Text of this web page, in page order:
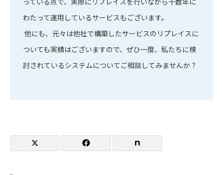
っている点で、実際にリプレイスを行いながら十数年に
わたって運用しているサービスもございます。
他にも、元々は他社で構築したサービスのリプレイスに
ついても実績はございますので、ぜひ一度、私たちに検
討されているシステムについてご相談してみませんか？